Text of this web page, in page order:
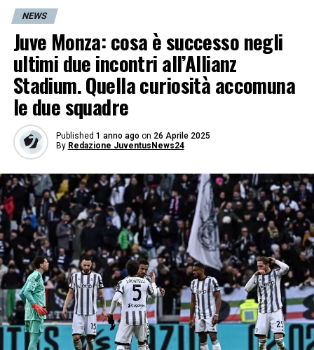
NEWS
Juve Monza: cosa è successo negli
ultimi due incontri all’Allianz
Stadium. Quella curiosità accomuna
le due squadre
Published 1 anno ago on 26 Aprile 2025
By Redazione JuventusNews24